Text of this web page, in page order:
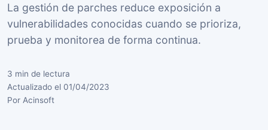
La gestión de parches reduce exposición a
vulnerabilidades conocidas cuando se prioriza,
prueba y monitorea de forma continua.
3 min de lectura
Actualizado el 01/04/2023
Por Acinsoft